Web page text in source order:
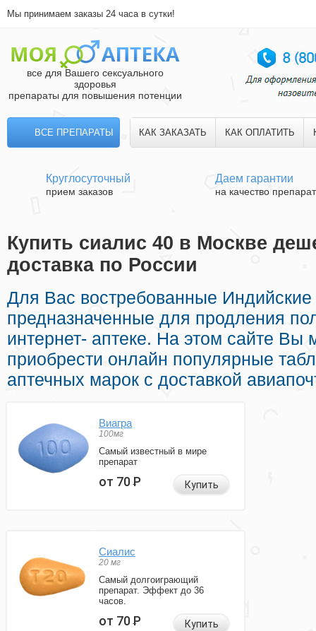
Мы принимаем заказы 24 часа в сутки!
все для Вашего сексуального
здоровья
препараты для повышения потенции
ВСЕ ПРЕПАРАТЫ КАК ЗАКАЗАТЬ КАК ОПЛАТИТЬ
Круглосуточный
прием заказов
Даем гарантии
на качество
Купить сиалис 40 в Москве
доставка по России
Для Вас востребованные
предназначенные для продления
интернет- аптеке. На этом сайте Вы
приобрести онлайн популярные
аптечных марок с доставкой
Виагра
100мг
Самый известный в мире
препарат
от 70Р Купить
Сиалис
20 мг
Самый долгоиграющий
препарат. Эффект до 36
часов.
от 70Р Купить